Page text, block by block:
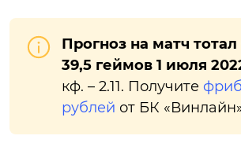
Прогноз на матч
39,5 геймов 1 июля
кф. – 2.11. Получите
рублей от БК